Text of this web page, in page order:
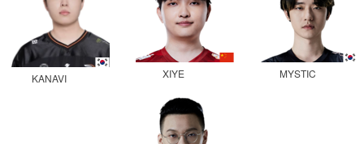
KANAVI XIYE MYSTIC